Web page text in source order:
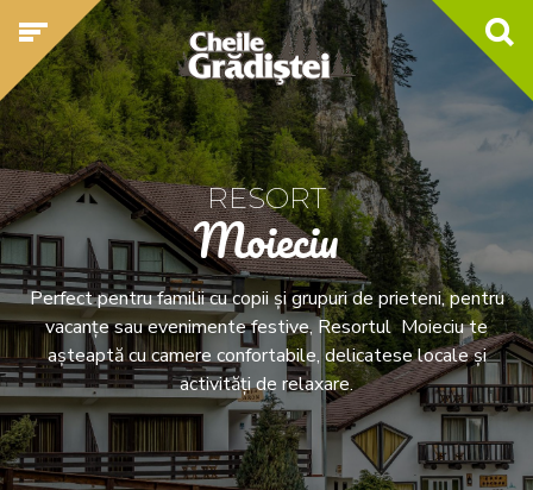
RESORT
Moieciu
Perfect pentru familii cu copii și grupuri de prieteni, pentru
vacanțe sau evenimente festive, Resortul Moieciu te
așteaptă cu camere confortabile, delicatese locale și
activități de relaxare.